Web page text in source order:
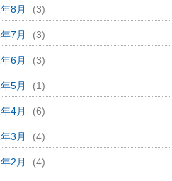
8月 (3)
7月 (3)
6月 (3)
5月 (1)
4月 (6)
3月 (4)
2月 (4)